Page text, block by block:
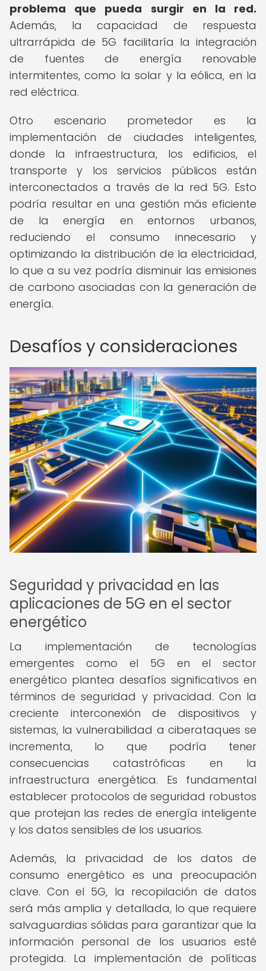
problema que pueda surgir en la red.
Además, la capacidad de respuesta
ultrarrápida de 5G facilitaría la integración
de fuentes de energía renovable
intermitentes, como la solar y la eólica, en la
red eléctrica.
Otro escenario prometedor es la
implementación de ciudades inteligentes,
donde la infraestructura, los edificios, el
transporte y los servicios públicos están
interconectados a través de la red 5G. Esto
podría resultar en una gestión más eficiente
de la energía en entornos urbanos,
reduciendo el consumo innecesario y
optimizando la distribución de la electricidad,
lo que a su vez podría disminuir las emisiones
de carbono asociadas con la generación de
energía.
Desafíos y consideraciones
Seguridad y privacidad en las
aplicaciones de 5G en el sector
energético
La implementación de tecnologías
emergentes como el 5G en el sector
energético plantea desafíos significativos en
términos de seguridad y privacidad. Con la
creciente interconexión de dispositivos y
sistemas, la vulnerabilidad a ciberataques se
incrementa, lo que podría tener
consecuencias catastróficas en la
infraestructura energética. Es fundamental
establecer protocolos de seguridad robustos
que protejan las redes de energía inteligente
y los datos sensibles de los usuarios.
Además, la privacidad de los datos de
consumo energético es una preocupación
clave. Con el 5G, la recopilación de datos
será más amplia y detallada, lo que requiere
salvaguardias sólidas para garantizar que la
información personal de los usuarios esté
protegida. La implementación de políticas